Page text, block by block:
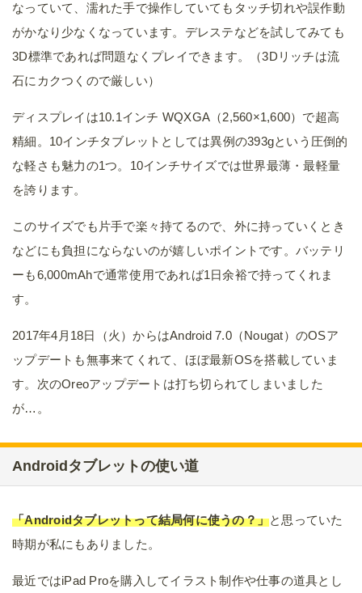
なっていて、濡れた手で操作していてもタッチ切れや誤作動
がかなり少なくなっています。デレステなどを試してみても
3D標準であれば問題なくプレイできます。（3Dリッチは流
石にカクつくので厳しい）
ディスプレイは10.1インチ WQXGA（2,560×1,600）で超高
精細。10インチタブレットとしては異例の393gという圧倒的
な軽さも魅力の1つ。10インチサイズでは世界最薄・最軽量
を誇ります。
このサイズでも片手で楽々持てるので、外に持っていくとき
などにも負担にならないのが嬉しいポイントです。バッテリ
ーも6,000mAhで通常使用であれば1日余裕で持ってくれま
す。
2017年4月18日（火）からはAndroid 7.0（Nougat）のOSア
ップデートも無事来てくれて、ほぼ最新OSを搭載していま
す。次のOreoアップデートは打ち切られてしまいました
が…。
Androidタブレットの使い道
「Androidタブレットって結局何に使うの？」と思っていた
時期が私にもありました。
最近ではiPad Proを購入してイラスト制作や仕事の道具とし